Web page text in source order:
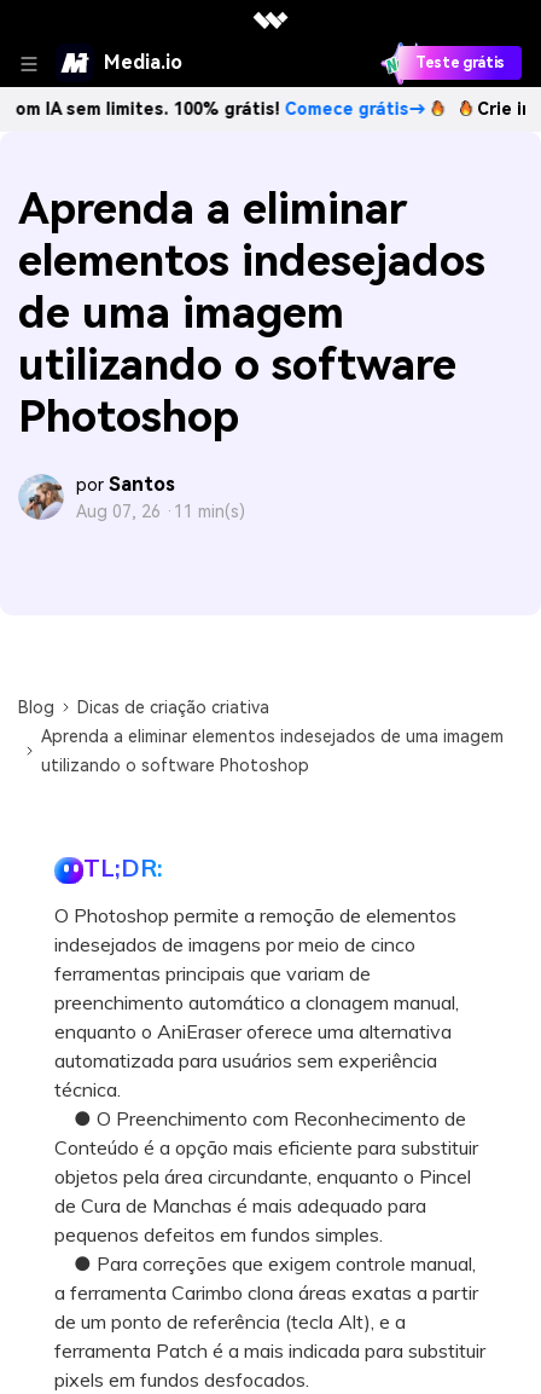
Media.io Teste grátis
limites. 100% grátis!Comece grátis→ Crie imagens com
Aprenda a eliminar
elementos indesejados
de uma imagem
utilizando o software
Photoshop
por Santos
Aug 07, 26 · 11 min(s)
Blog
Dicas de criação criativa
Aprenda a eliminar elementos indesejados de uma imagem
utilizando o software Photoshop
TL;DR:
O Photoshop permite a remoção de elementos
indesejados de imagens por meio de cinco
ferramentas principais que variam de
preenchimento automático a clonagem manual,
enquanto o AniEraser oferece uma alternativa
automatizada para usuários sem experiência
técnica.
● O Preenchimento com Reconhecimento de
Conteúdo é a opção mais eficiente para substituir
objetos pela área circundante, enquanto o Pincel
de Cura de Manchas é mais adequado para
pequenos defeitos em fundos simples.
● Para correções que exigem controle manual,
a ferramenta Carimbo clona áreas exatas a partir
de um ponto de referência (tecla Alt), e a
ferramenta Patch é a mais indicada para substituir
pixels em fundos desfocados.